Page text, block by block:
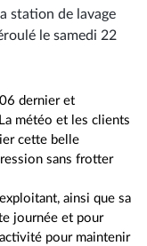
station de lavage
le samedi 22
dernier et
météo et les clients
cette belle
sans frotter
ainsi que sa
journée et pour
pour maintenir